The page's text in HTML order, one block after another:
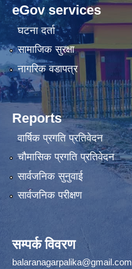
eGov services
घटना दर्ता
सामाजिक सुरक्षा
नागरिक वडापत्र
Reports
वार्षिक प्रगति प्रतिवेदन
चौमासिक प्रगति प्रतिवेदन
सार्वजनिक सुनुवाई
सार्वजनिक परीक्षण
सम्पर्क विवरण
balaranagarpalika@gmail.com